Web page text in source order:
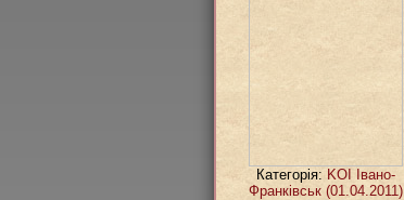
Категорія: KOI Івано-
Франківськ (01.04.2011)